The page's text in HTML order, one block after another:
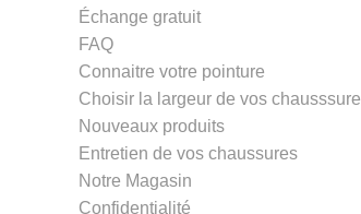
Échange gratuit
FAQ
Connaitre votre pointure
Choisir la largeur de vos
Nouveaux produits
Entretien de vos chaussures
Notre Magasin
Confidentialité